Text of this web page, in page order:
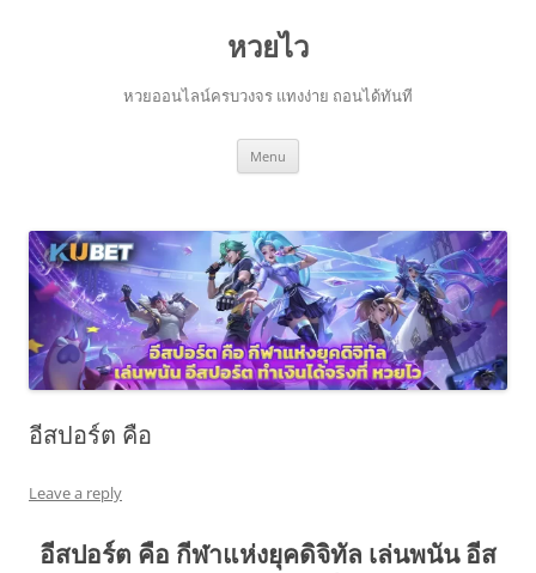
หวยไว
หวยออนไลน์ครบวงจร แทงง่าย ถอนได้ทันที
Menu
อีสปอร์ต คือ
Leave a reply
อีสปอร์ต คือ กีฬาแห่งยุคดิจิทัล เล่นพนัน อีส